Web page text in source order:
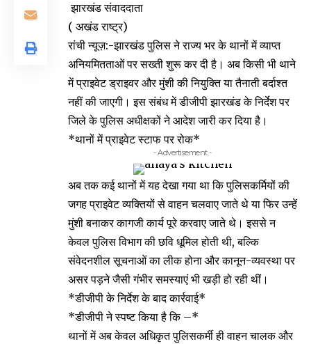
झारखंड संवाददाता
( अखंड राष्ट्र)
रांची न्यूज़:-झारखंड पुलिस ने राज्य भर के थानों में व्याप्त
अनियमितताओं पर सख्ती शुरू कर दी है। अब किसी भी थाने
में प्राइवेट ड्राइवर और मुंशी की नियुक्ति या तैनाती बर्दाश्त
नहीं की जाएगी। इस संबंध में डीजीपी झारखंड के निर्देश पर
जिले के पुलिस अधीक्षकों ने आदेश जारी कर दिया है।
*थानों में प्राइवेट स्टाफ पर रोक*
- Advertisement -
अब तक कई थानों में यह देखा गया था कि पुलिसकर्मियों की
जगह प्राइवेट व्यक्तियों से वाहन चलवाए जाते थे या फिर उन्हें
मुंशी बनाकर कागजी कार्य पूरे करवाए जाते थे। इससे न
केवल पुलिस विभाग की छवि धूमिल होती थी, बल्कि
संवेदनशील सूचनाओं का लीक होना और कानून-व्यवस्था पर
असर पड़ने जैसी गंभीर समस्याएं भी खड़ी हो रही थीं।
*डीजीपी के निर्देश के बाद कार्रवाई*
*डीजीपी ने स्पष्ट किया है कि –*
थानों में अब केवल अधिकृत पुलिसकर्मी ही वाहन चालक और